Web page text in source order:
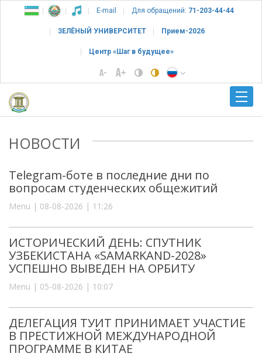
E-mail Для обращений: 71-203-44-44
ЗЕЛЁНЫЙ УНИВЕРСИТЕТ Прием-2026
Центр «Шаг в будущее»
НОВОСТИ
Telegram-боте в последние дни по
вопросам студенческих общежитий
Menu | 08-08-2026 | 11:26
ИСТОРИЧЕСКИЙ ДЕНЬ: СПУТНИК
УЗБЕКИСТАНА «SAMARKAND-2028»
УСПЕШНО ВЫВЕДЕН НА ОРБИТУ
Menu | 05-08-2026 | 10:07
ДЕЛЕГАЦИЯ ТУИТ ПРИНИМАЕТ УЧАСТИЕ
В ПРЕСТИЖНОЙ МЕЖДУНАРОДНОЙ
ПРОГРАММЕ В КИТАЕ